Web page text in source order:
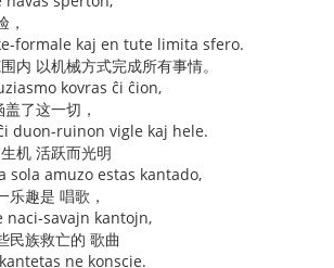
，
formale kaj en tute limita sfero.
内 以机械方式完成所有事情。
kovras ĉi ĉion,
了这一切，
duon-ruinon vigle kaj hele.
机 活跃而光明
sola amuzo estas kantado,
乐趣是 唱歌，
savajn kantojn,
民族救亡的 歌曲
ne konscie.